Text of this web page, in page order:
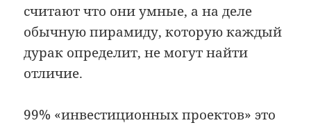
считают что они умные, а на деле
обычную пирамиду, которую каждый
дурак определит, не могут найти
отличие.
99% «инвестиционных проектов» это